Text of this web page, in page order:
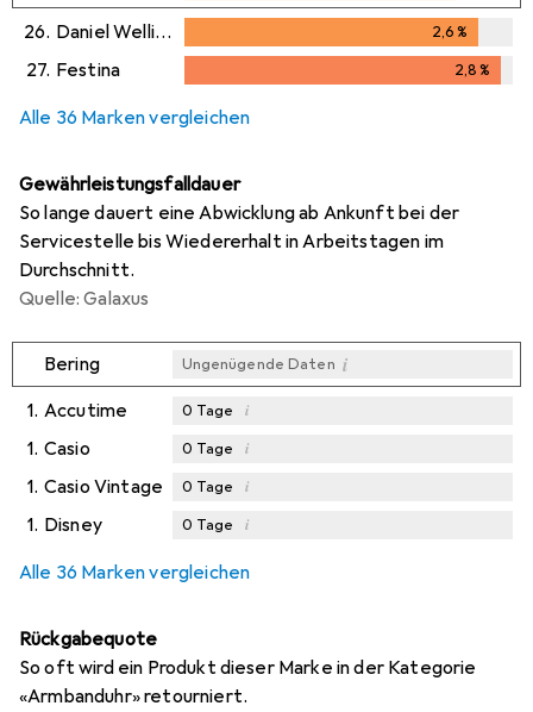
26. Daniel Wellington 2,6%
2,6%
27. Festina 2,8%
Alle 36 Marken vergleichen
Gewährleistungsfalldauer
So lange dauert eine Abwicklung ab Ankunft bei der
Servicestelle bis Wiedererhalt in Arbeitstagen im
Durchschnitt.
Quelle: Galaxus
Bering Ungenügende Daten i
1. Accutime 0 Tage i
1. Casio 0 Tage i
1. Casio Vintage 0 Tage i
1. Disney 0 Tage i
Alle 36 Marken vergleichen
Rückgabequote
So oft wird ein Produkt dieser Marke in der Kategorie
«Armbanduhr» retourniert.